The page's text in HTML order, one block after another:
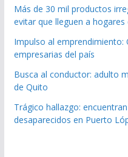
Más de 30 mil productos
evitar que lleguen a
Impulso al emprendimiento:
empresarias del país
Busca al conductor: adulto
de Quito
Trágico hallazgo:
desaparecidos en Puerto